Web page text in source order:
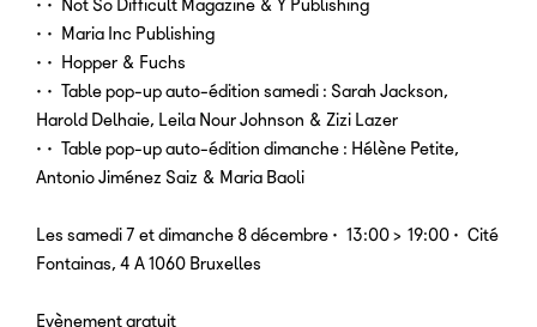
•• Not So Difficult Magazine & Y Publishing
•• Maria Inc Publishing
•• Hopper & Fuchs
•• Table pop-up auto-édition samedi : Sarah Jackson,
Harold Delhaie, Leila Nour Johnson & Zizi Lazer
•• Table pop-up auto-édition dimanche : Hélène Petite,
Antonio Jiménez Saiz & Maria Baoli
Les samedi 7 et dimanche 8 décembre • 13:00 > 19:00 • Cité
Fontainas, 4 A 1060 Bruxelles
Evènement gratuit